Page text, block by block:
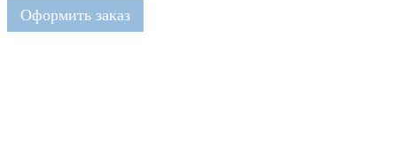
Оформить заказ